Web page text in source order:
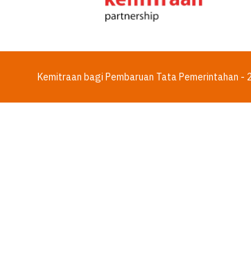
Kemitraan bagi Pembaruan Tata Pemerintahan -